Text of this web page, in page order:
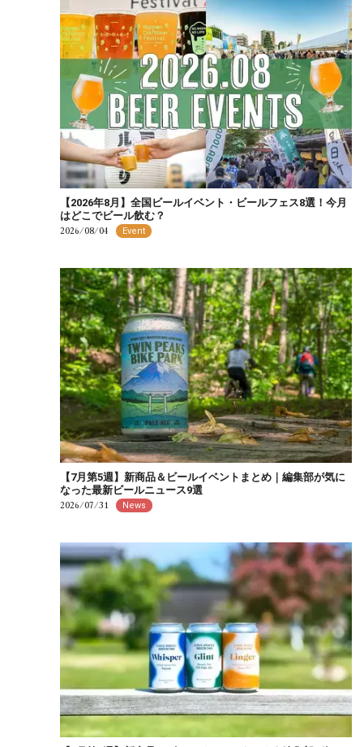
【2026年8月】全国ビールイベント・ビールフェス8選！今月
はどこでビール飲む？
2026/08/04 Event
【7月第5週】新商品＆ビールイベントまとめ｜編集部が気に
なった最新ビールニュース9選
2026/07/31 News